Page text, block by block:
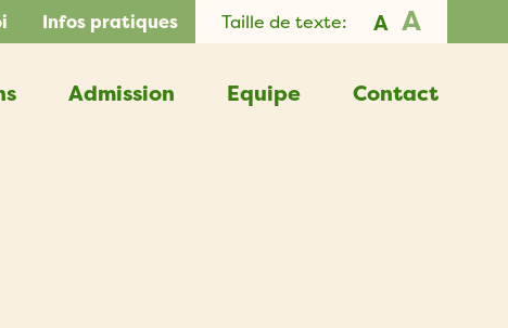
Infos pratiques Taille de texte: A A
Admission Equipe Contact